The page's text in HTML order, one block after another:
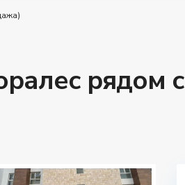
рядом с